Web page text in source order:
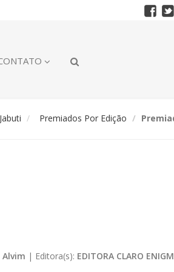
Premiados Por Edição
Alvim | Editora(s): EDITORA CLARO